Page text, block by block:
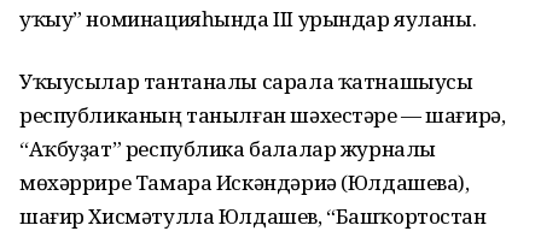
уҡыу” номинацияһында III урындар яуланы.
Уҡыусылар тантаналы сарала ҡатнашыусы
республиканың танылған шәхестәре — шағирә,
“Аҡбуҙат” республика балалар журналы
мөхәррире Тамара Искәндәриә (Юлдашева),
шағир Хисмәтулла Юлдашев, “Башҡортостан